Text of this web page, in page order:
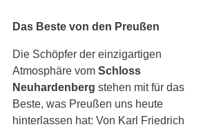
Das Beste von den Preußen
Die Schöpfer der einzigartigen
Atmosphäre vom Schloss
Neuhardenberg stehen mit für das
Beste, was Preußen uns heute
hinterlassen hat: Von Karl Friedrich